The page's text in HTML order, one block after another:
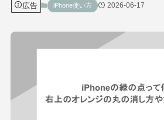
広告 iPhone使い方 2026-06-17